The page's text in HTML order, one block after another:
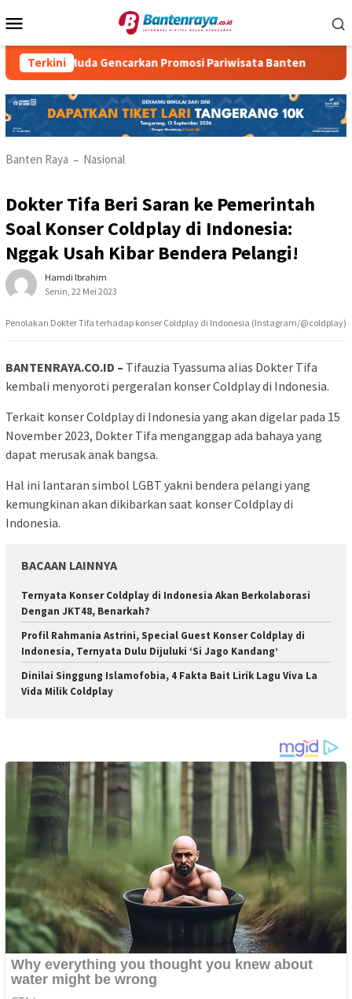
ke
Mobile
Terkini
Muda Gencarkan Promosi Pariwisata Banten KKM
Banten Raya – Nasional
Dokter Tifa Beri Saran ke Pemerintah
Soal Konser Coldplay di Indonesia:
Nggak Usah Kibar Bendera Pelangi!
Hamdi Ibrahim
Senin, 22 Mei 2023
Penolakan Dokter Tifa terhadap konser Coldplay di Indonesia (Instagram/@coldplay)
BANTENRAYA.CO.ID – Tifauzia Tyassuma alias Dokter Tifa
kembali menyoroti pergeralan konser Coldplay di Indonesia.
Terkait konser Coldplay di Indonesia yang akan digelar pada 15
November 2023, Dokter Tifa menganggap ada bahaya yang
dapat merusak anak bangsa.
Hal ini lantaran simbol LGBT yakni bendera pelangi yang
kemungkinan akan dikibarkan saat konser Coldplay di
Indonesia.
BACAAN LAINNYA
Ternyata Konser Coldplay di Indonesia Akan Berkolaborasi
Dengan JKT48, Benarkah?
Profil Rahmania Astrini, Special Guest Konser Coldplay di
Indonesia, Ternyata Dulu Dijuluki ‘Si Jago Kandang’
Dinilai Singgung Islamofobia, 4 Fakta Bait Lirik Lagu Viva La
Vida Milik Coldplay